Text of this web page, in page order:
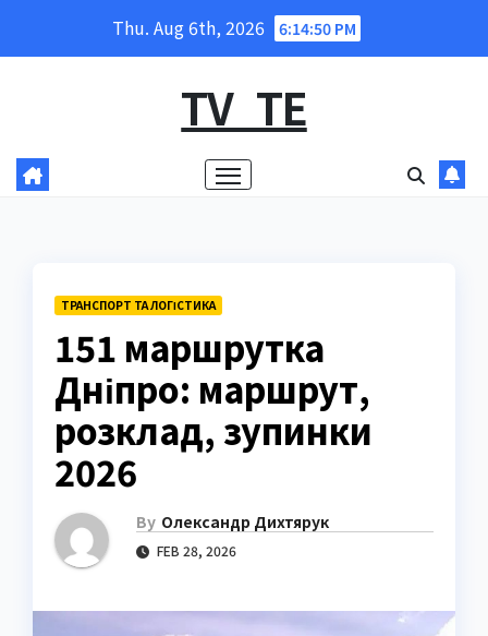
Thu. Aug 6th, 2026 6:14:51 PM
TV_TE
ТРАНСПОРТ ТА ЛОГІСТИКА
151 маршрутка
Дніпро: маршрут,
розклад, зупинки
2026
By Олександр Дихтярук
FEB 28, 2026